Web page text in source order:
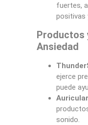
fuertes,
positivas
Productos
Ansiedad
ejerce
puede
sonido.